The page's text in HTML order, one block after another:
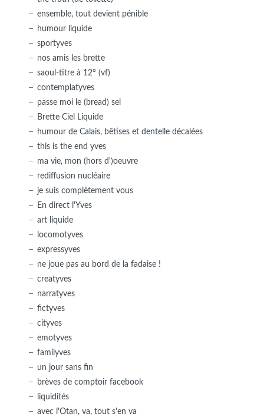
ensemble, tout devient pénible
humour liquide
sportyves
nos amis les brette
saoul-titre à 12° (vf)
contemplatyves
passe moi le (bread) sel
Brette Ciel Liquide
humour de Calais, bêtises et dentelle décalées
this is the end yves
ma vie, mon (hors d')oeuvre
rediffusion nucléaire
je suis complètement vous
En direct l'Yves
art liquide
locomotyves
expressyves
ne joue pas au bord de la fadaise !
creatyves
narratyves
fictyves
cityves
emotyves
familyves
un jour sans fin
brèves de comptoir facebook
liquidités
avec l'Otan, va, tout s'en va